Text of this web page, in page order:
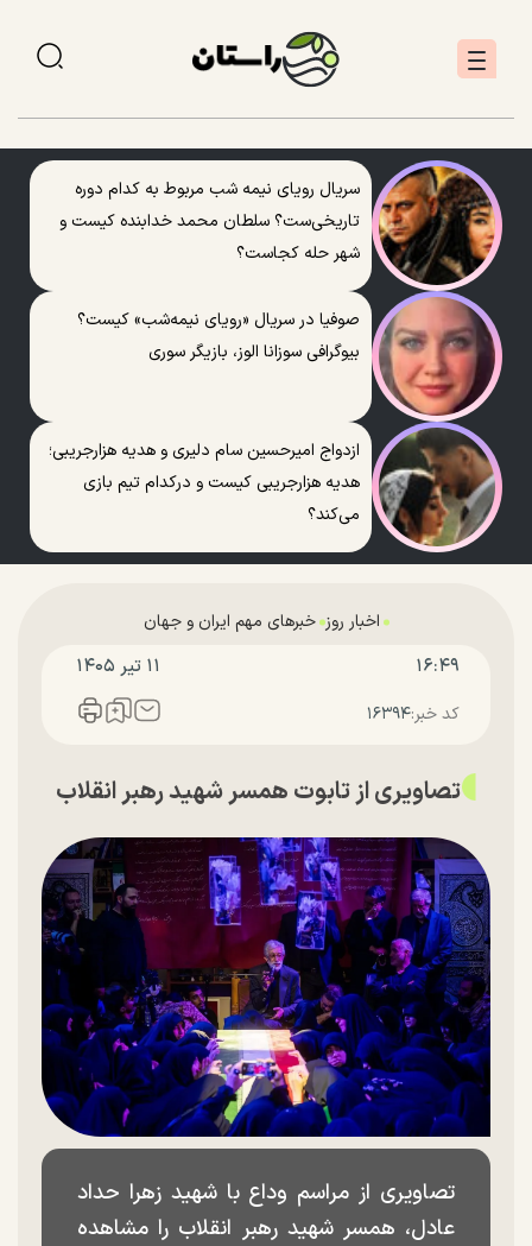
سریال رویای نیمه شب مربوط به کدام دوره
تاریخی‌ست؟ سلطان محمد خدابنده کیست و
شهر حله کجاست؟
صوفیا در سریال «رویای نیمه‌شب» کیست؟
بیوگرافی سوزانا الوز، بازیگر سوری
ازدواج امیرحسین سام دلیری و هدیه هزارجریبی؛
هدیه هزارجریبی کیست و درکدام تیم بازی
می‌کند؟
اخبار روز خبرهای مهم ایران و جهان
۱۶:۴۹ ۱۱ تير ۱۴۰۵
کد خبر:۱۶۳۹۴
تصاویری از تابوت همسر شهید رهبر انقلاب
تصاویری از مراسم وداع با شهید زهرا حداد
عادل، همسر شهید رهبر انقلاب را مشاهده